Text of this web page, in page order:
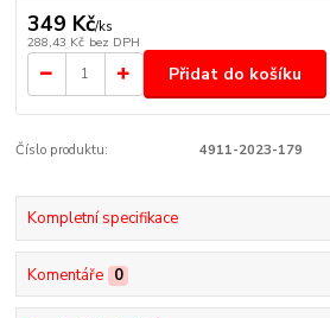
349 Kč/ks
288,43 Kč bez DPH
Přidat do košíku
Číslo produktu: 4911-2023-179
Kompletní specifikace
Komentáře 0